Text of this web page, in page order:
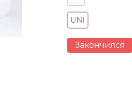
UNI
Закончился